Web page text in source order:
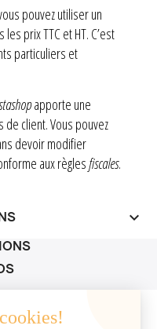
pouvez utiliser un
prix TTC et HT. C’est
particuliers et
apporte une
client. Vous pouvez
devoir modifier
aux règlesfiscales.
keyboard_arrow_down